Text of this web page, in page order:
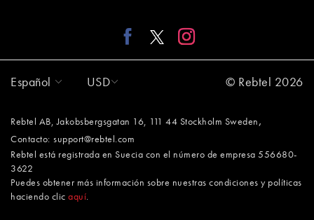
Español USD © Rebtel 2026
Rebtel AB, Jakobsbergsgatan 16, 111 44 Stockholm Sweden ,
Contacto: support@rebtel.com
Rebtel está registrada en Suecia con el número de empresa 556680-
3622
Puedes obtener más información sobre nuestras condiciones y políticas
haciendo clic aquí.